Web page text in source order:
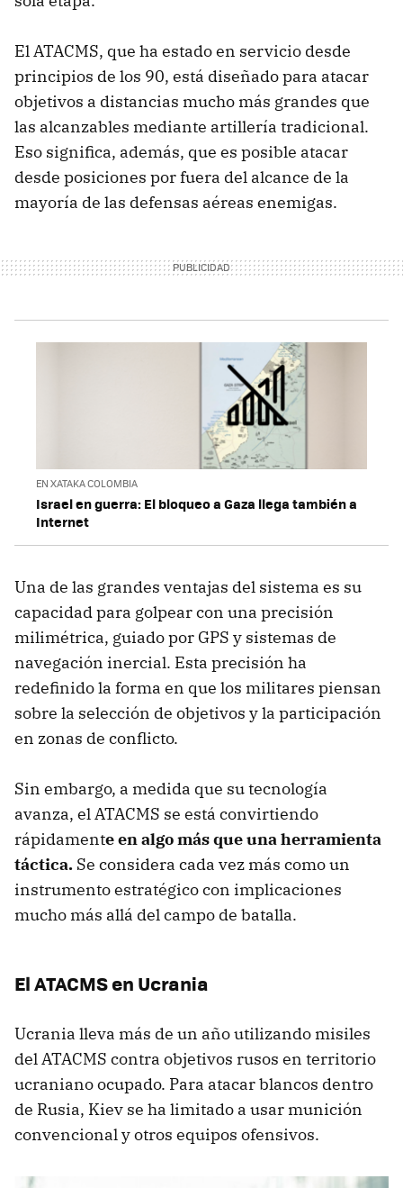
El ATACMS, que ha estado en servicio desde
principios de los 90, está diseñado para atacar
objetivos a distancias mucho más grandes que
las alcanzables mediante artillería tradicional.
Eso significa, además, que es posible atacar
desde posiciones por fuera del alcance de la
mayoría de las defensas aéreas enemigas.
EN XATAKA COLOMBIA
Israel en guerra: El bloqueo a Gaza llega también a
Internet
Una de las grandes ventajas del sistema es su
capacidad para golpear con una precisión
milimétrica, guiado por GPS y sistemas de
navegación inercial. Esta precisión ha
redefinido la forma en que los militares piensan
sobre la selección de objetivos y la participación
en zonas de conflicto.
Sin embargo, a medida que su tecnología
avanza, el ATACMS se está convirtiendo
rápidamente en algo más que una herramienta
táctica. Se considera cada vez más como un
instrumento estratégico con implicaciones
mucho más allá del campo de batalla.
El ATACMS en Ucrania
Ucrania lleva más de un año utilizando misiles
del ATACMS contra objetivos rusos en territorio
ucraniano ocupado. Para atacar blancos dentro
de Rusia, Kiev se ha limitado a usar munición
convencional y otros equipos ofensivos.